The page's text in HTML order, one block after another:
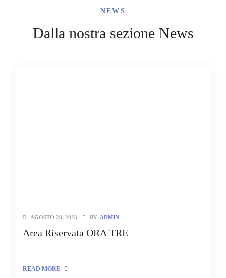
Dalla nostra sezione News
NEWS
Area Riservata ORA TRE
AGOSTO 28, 2023 BY ADMIN
READ MORE